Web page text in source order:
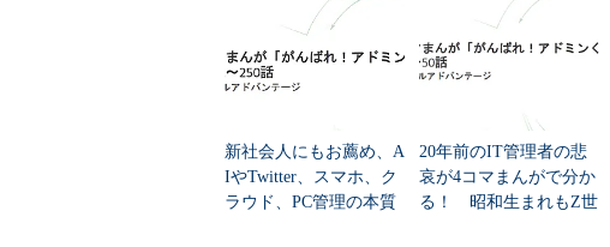
新社会人にもお薦め、A
IやTwitter、スマホ、ク
ラウド、PC管理の本質
20年前のIT管理者の悲
哀が4コマまんがで分か
る！ 昭和生まれもZ世